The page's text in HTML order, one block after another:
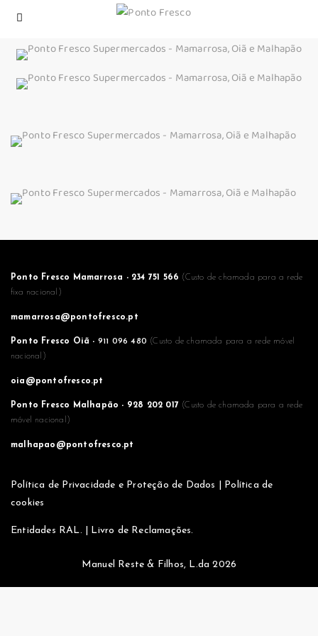
Ponto Fresco Mamarrosa - 234 751 566 (Custo de chamada para a rede
fixa nacional)
mamarrosa@pontofresco.pt
Ponto Fresco Oiã - 911 096 480 (Custo de chamada para a rede móvel
nacional)
oia@pontofresco.pt
Ponto Fresco Malhapão - 928 202 017 (Custo de chamada para a rede
móvel nacional)
malhapao@pontofresco.pt
Política de Privacidade e Proteção de Dados
Política de
cookies
Entidades RAL. Livro de Reclamações.
Manuel Reste & Filhos, L.da 2026